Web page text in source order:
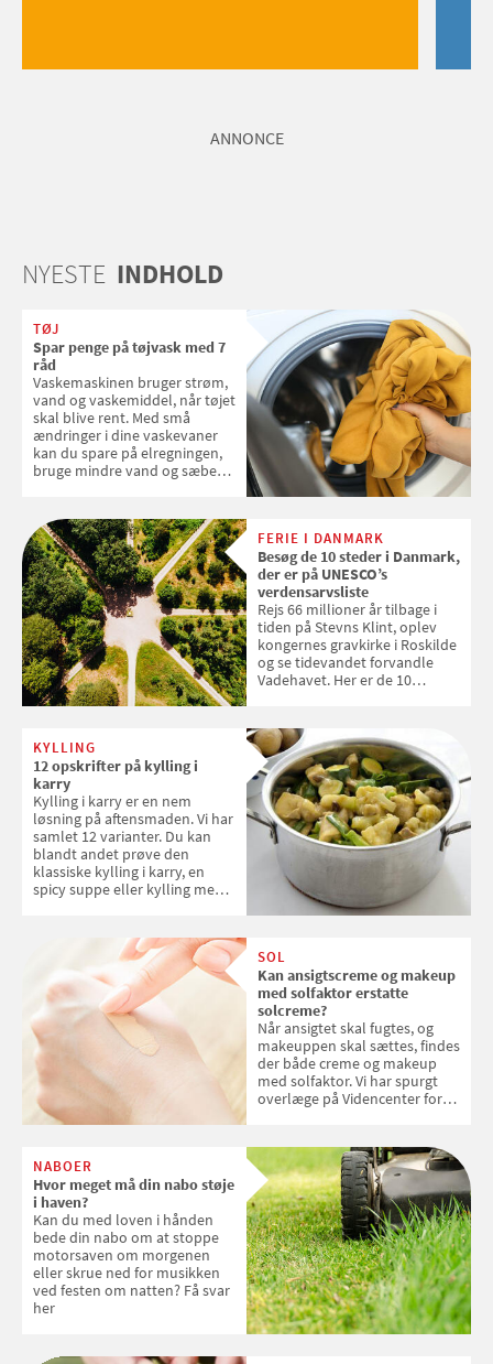
ANNONCE
NYESTE INDHOLD
TØJ
Spar penge på tøjvask med 7
råd
Vaskemaskinen bruger strøm,
vand og vaskemiddel, når tøjet
skal blive rent. Med små
ændringer i dine vaskevaner
kan du spare på elregningen,
bruge mindre vand og sæbe
enkle råd til at spare penge på
tøjvasken
FERIE I DANMARK
Besøg de 10 steder i Danmark,
der er på UNESCO’s
verdensarvsliste
Rejs 66 millioner år tilbage i
tiden på Stevns Klint, oplev
kongernes gravkirke i Roskilde
og se tidevandet forvandle
Vadehavet. Her er de 10
KYLLING
12 opskrifter på kylling i
karry
Kylling i karry er en nem
løsning på aftensmaden. Vi har
samlet 12 varianter. Du kan
blandt andet prøve den
klassiske kylling i karry, en
spicy suppe eller kylling med
SOL
Kan ansigtscreme og makeup
med solfaktor erstatte
solcreme?
Når ansigtet skal fugtes, og
makeuppen skal sættes, findes
der både creme og makeup
med solfaktor. Vi har spurgt
overlæge på Videncenter for
med SPF kan erstatte
solcreme, når man bevæger
sig ud i solen
NABOER
Hvor meget må din nabo støje
i haven?
Kan du med loven i hånden
bede din nabo om at stoppe
motorsaven om morgenen
eller skrue ned for musikken
ved festen om natten? Få svar
her